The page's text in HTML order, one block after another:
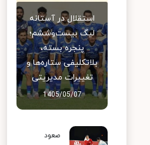
استقلال در آستانه
لیگ بیست‌وششم؛
پنجره بسته،
بلاتکلیفی ستاره‌ها و
تغییرات مدیریتی
1405/05/07
صعود